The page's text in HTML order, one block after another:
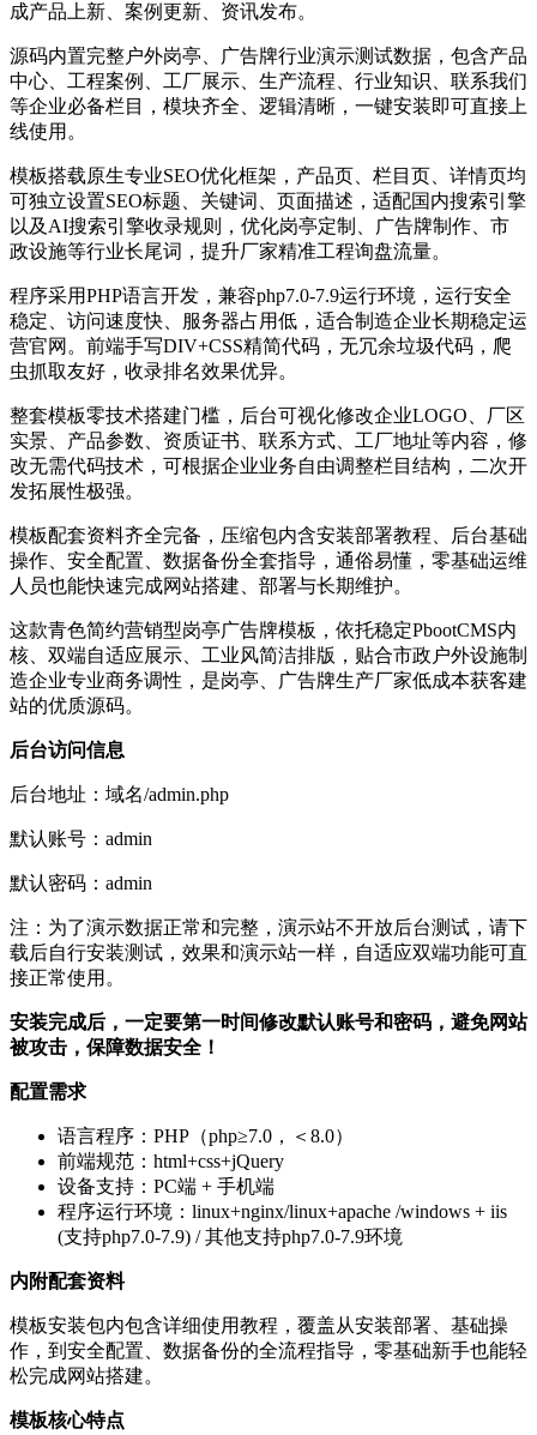
成产品上新、案例更新、资讯发布。
源码内置完整户外岗亭、广告牌行业演示测试数据，包含产品
中心、工程案例、工厂展示、生产流程、行业知识、联系我们
等企业必备栏目，模块齐全、逻辑清晰，一键安装即可直接上
线使用。
模板搭载原生专业SEO优化框架，产品页、栏目页、详情页均
可独立设置SEO标题、关键词、页面描述，适配国内搜索引擎
以及AI搜索引擎收录规则，优化岗亭定制、广告牌制作、市
政设施等行业长尾词，提升厂家精准工程询盘流量。
程序采用PHP语言开发，兼容php7.0-7.9运行环境，运行安全
稳定、访问速度快、服务器占用低，适合制造企业长期稳定运
营官网。前端手写DIV+CSS精简代码，无冗余垃圾代码，爬
虫抓取友好，收录排名效果优异。
整套模板零技术搭建门槛，后台可视化修改企业LOGO、厂区
实景、产品参数、资质证书、联系方式、工厂地址等内容，修
改无需代码技术，可根据企业业务自由调整栏目结构，二次开
发拓展性极强。
模板配套资料齐全完备，压缩包内含安装部署教程、后台基础
操作、安全配置、数据备份全套指导，通俗易懂，零基础运维
人员也能快速完成网站搭建、部署与长期维护。
这款青色简约营销型岗亭广告牌模板，依托稳定PbootCMS内
核、双端自适应展示、工业风简洁排版，贴合市政户外设施制
造企业专业商务调性，是岗亭、广告牌生产厂家低成本获客建
站的优质源码。
后台访问信息
后台地址：域名/admin.php
默认账号：admin
默认密码：admin
注：为了演示数据正常和完整，演示站不开放后台测试，请下
载后自行安装测试，效果和演示站一样，自适应双端功能可直
接正常使用。
安装完成后，一定要第一时间修改默认账号和密码，避免网站
被攻击，保障数据安全！
配置需求
语言程序：PHP（php≥7.0，＜8.0）
前端规范：html+css+jQuery
设备支持：PC端 + 手机端
程序运行环境：linux+nginx/linux+apache /windows + iis
(支持php7.0-7.9) / 其他支持php7.0-7.9环境
内附配套资料
模板安装包内包含详细使用教程，覆盖从安装部署、基础操
作，到安全配置、数据备份的全流程指导，零基础新手也能轻
松完成网站搭建。
模板核心特点